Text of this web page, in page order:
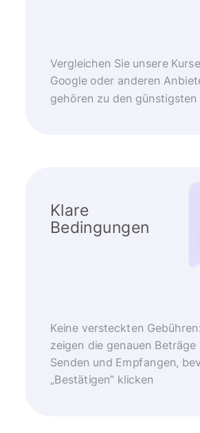
Vergleichen Sie unsere
Google oder anderen
gehören zu den
Klare
Bedingungen
Keine versteckten
zeigen die genauen Beträge
Senden und Empfangen,
„Bestätigen“ klicken